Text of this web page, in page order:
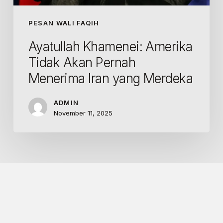
PESAN WALI FAQIH
Ayatullah Khamenei: Amerika
Tidak Akan Pernah
Menerima Iran yang Merdeka
ADMIN
November 11, 2025